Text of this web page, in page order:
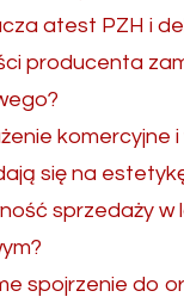
atest PZH i
producenta
komercyjne
się na
sprzedaży w
spojrzenie do